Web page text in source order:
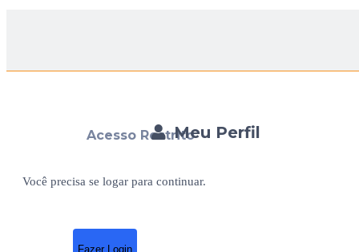
Meu Perfil
Acesso Restrito
Você precisa se logar para continuar.
Fazer Login